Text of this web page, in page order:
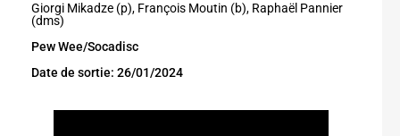
Giorgi Mikadze (p), François Moutin (b), Raphaël Pannier
(dms)
Pew Wee/Socadisc
Date de sortie: 26/01/2024